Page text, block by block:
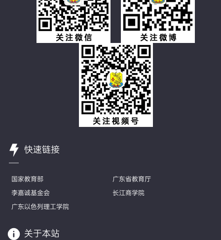
快速链接
国家教育部
广东省教育厅
李嘉诚基金会
长江商学院
广东以色列理工学院
关于本站